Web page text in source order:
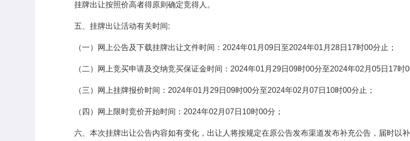
挂牌出让按照价高者得原则确定竞得人。
五、挂牌出让活动有关时间:
（一）网上公告及下载挂牌出让文件时间： 2024年01 月 09日至2024年01 月 28日 17时00分止；
（二）网上竞买申请及交纳竞买保证金时间：2024年01 月 29日 09时00分至2024年02 月 05日 17时
（三）网上挂牌报价时间： 2024年01 月 29日 09时00分至2024年02 月 07 日 10时00分 止 ；
（四）网上限时竞价开始时间：2024年02 月 07 日 10时00分 ；
六、本次挂牌出让公告内容如有变化，出让人将按规定在原公告发布渠道发布补充公告，届时以补